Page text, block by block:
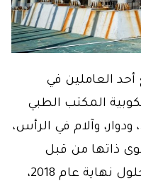
عام 2016، راجع أحد العاملين في
المكتب الطبي
وآلام في الرأس،
ذاتها من قبل
عاملين آخرين في السفارة، وبحلول نهاية عام 2018،